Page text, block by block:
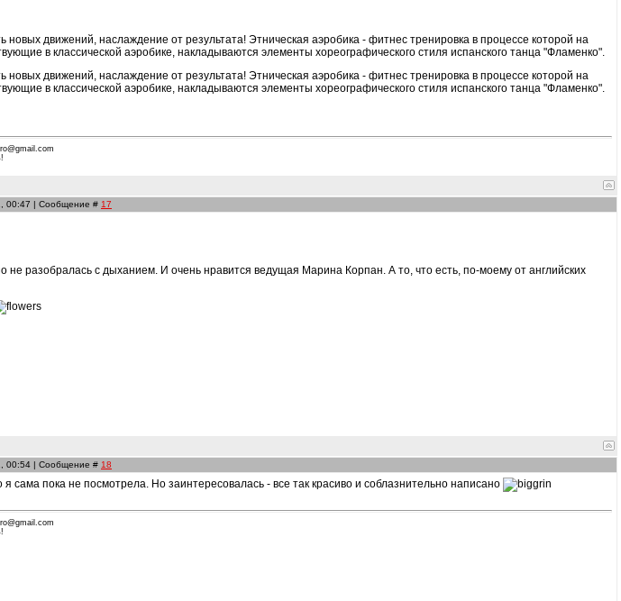
новых движений, наслаждение от результата! Этническая аэробика - фитнес тренировка в процессе которой на
в классической аэробике, накладываются элементы хореографического стиля испанского танца "Фламенко".
новых движений, наслаждение от результата! Этническая аэробика - фитнес тренировка в процессе которой на
в классической аэробике, накладываются элементы хореографического стиля испанского танца "Фламенко".
00:47 | Сообщение # 17
не разобралась с дыханием. И очень нравится ведущая Марина Корпан. А то, что есть, по-моему от английских
00:54 | Сообщение # 18
я сама пока не посмотрела. Но заинтересовалась - все так красиво и соблазнительно написано